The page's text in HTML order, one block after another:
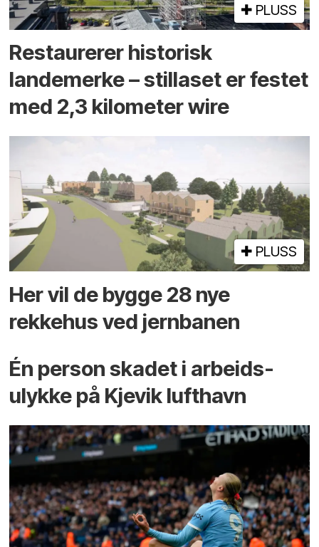
PLUSS
Restaurerer historisk
landemerke – stillaset er festet
med 2,3 kilometer wire
PLUSS
Her vil de bygge 28 nye
rekkehus ved jernbanen
Én person skadet i arbeids­
ulykke på Kjevik lufthavn